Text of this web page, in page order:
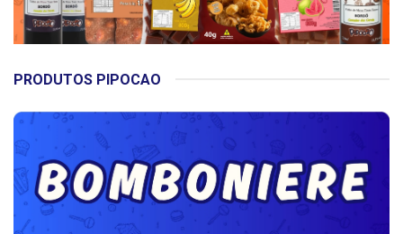
PRODUTOS PIPOCAO